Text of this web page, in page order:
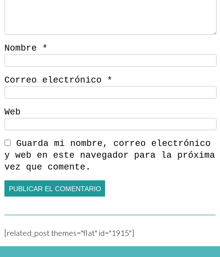
Nombre *
Correo electrónico *
Web
Guarda mi nombre, correo electrónico
y web en este navegador para la próxima
vez que comente.
[related_post themes="flat" id="1915"]